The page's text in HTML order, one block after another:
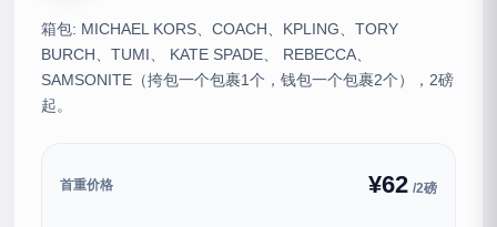
箱包: MICHAEL KORS、COACH、KPLING、TORY
BURCH、TUMI、 KATE SPADE、 REBECCA、
SAMSONITE（挎包一个包裹1个，钱包一个包裹2个），2磅
起。
首重价格 ¥62 /2磅